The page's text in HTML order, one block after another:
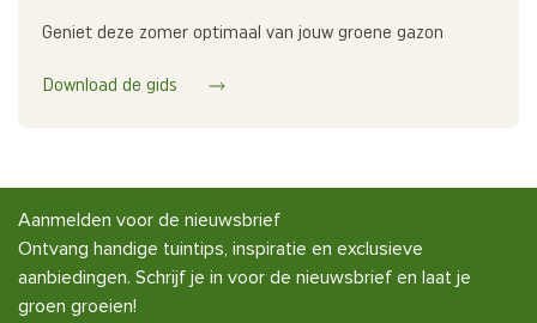
Geniet deze zomer optimaal van jouw groene gazon
Download de gids
Aanmelden voor de nieuwsbrief
Ontvang handige tuintips, inspiratie en exclusieve
aanbiedingen. Schrijf je in voor de nieuwsbrief en laat je
groen groeien!